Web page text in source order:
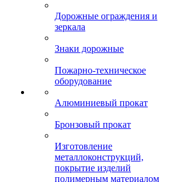
Дорожные ограждения и
зеркала
Знаки дорожные
Пожарно-техническое
оборудование
Алюминиевый прокат
Бронзовый прокат
Изготовление
металлоконструкций,
покрытие изделий
полимерным материалом